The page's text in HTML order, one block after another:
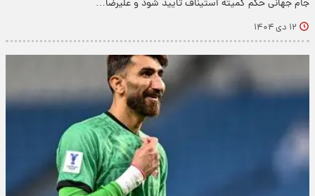
جام جهانی حکم کمیته استیناف تایید شود و علیرضا…
۱۲ دی ۱۴۰۴